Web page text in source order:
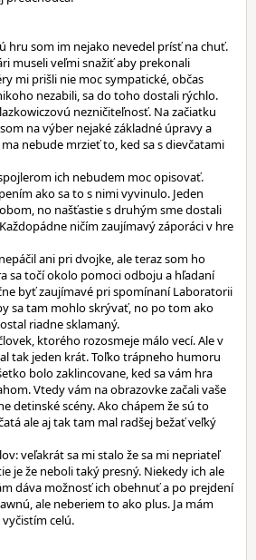
hru som im nejako nevedel prísť na chuť.
museli veľmi snažiť aby prekonali
mi prišli nie moc sympatické, občas
nezabili, sa do toho dostali rýchlo.
nezničiteľnosť. Na začiatku
na výber nejaké základné úpravy a
ma nebude mrzieť to, ked sa s dievčatami
ich nebudem moc opisovať.
ako sa to s nimi vyvinulo. Jeden
no našťastie s druhým sme dostali
ničím zaujímavý záporáci v hre
ani pri dvojke, ale teraz som ho
sa točí okolo pomoci odboju a hľadaní
byť zaujímavé pri spomínaní Laboratorii
sa tam mohlo skrývať, no po tom ako
riadne sklamaný.
ktorého rozosmeje málo vecí. Ale v
tak jeden krát. Toľko trápneho humoru
bolo zaklincovane, ked sa vám hra
Vtedy vám na obrazovke začali vaše
detinské scény. Ako chápem že sú to
ale aj tak tam mal radšej bežať veľký
veľakrát sa mi stalo že sa mi nepriateľ
je že neboli taký presný. Niekedy ich ale
dáva možnosť ich obehnuť a po prejdení
ale neberiem to ako plus. Ja mám
celú.